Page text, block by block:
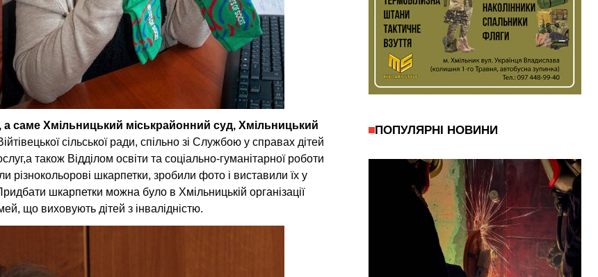
саме Хмільницький міськрайонний суд, Хмільницький
сільської ради, спільно зі Службою у справах дітей
також Відділом освіти та соціально-гуманітарної роботи
різнокольорові шкарпетки, зробили фото і виставили їх у
шкарпетки можна було в Хмільницькій організації
що виховують дітей з інвалідністю.
ПОПУЛЯРНІ НОВИНИ